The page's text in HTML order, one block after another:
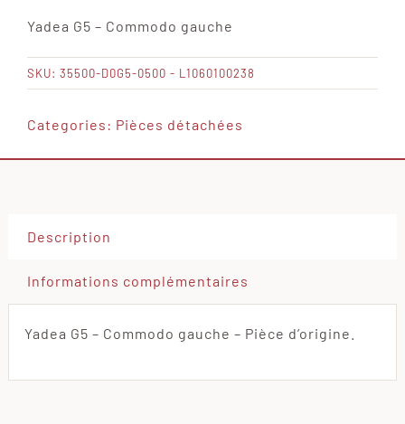
-
Commodo
gauche
Yadea G5 – Commodo gauche
SKU: 35500-D0G5-0500 - L1060100238
Categories: Pièces détachées
Description
Informations complémentaires
Yadea G5 – Commodo gauche – Pièce d’origine.